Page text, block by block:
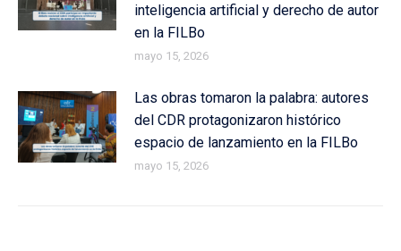
inteligencia artificial y derecho de autor
en la FILBo
mayo 15, 2026
Las obras tomaron la palabra: autores
del CDR protagonizaron histórico
espacio de lanzamiento en la FILBo
mayo 15, 2026